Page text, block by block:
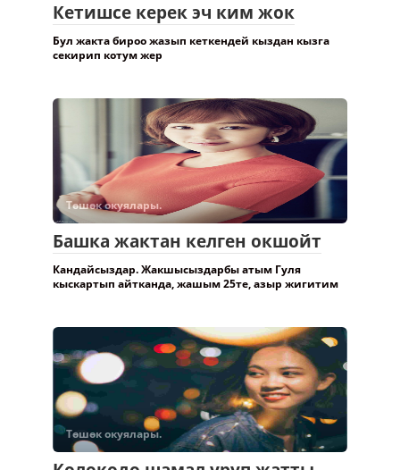
Кетишсе керек эч ким жок
Бул жакта бироо жазып кеткендей кыздан кызга
Төшөк окуялары.
Башка жактан келген окшойт
Кандайсыздар. Жакшысыздарбы атым Гуля
Төшөк окуялары.